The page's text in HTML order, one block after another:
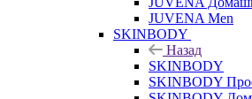
JUVENA Men
SKINBODY
Назад
SKINBODY
SKINBODY